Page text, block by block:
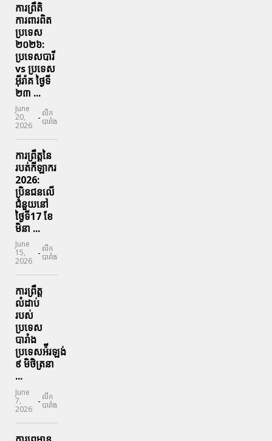
ការព្រឹតិ
ការពារ​ពិត
ប្រទេស
២០២៦:
ប្រទេសបារី
vs ប្រទេស
អ៊ីរ៉ាគ ថ្ងៃទី​
២៣ ...
June
20,
2026
- លីក
បារាំង
ការព្រឹត្តនៃ
របត់កីឡាករ
2026:
ប្រិនជនលើ
ជំនួយនៅ
ថ្ងៃទី17 ខែ
មិនា ...
June
15,
2026
- លីក
បារាំង
ការព្រឹត្ត
លំដាប់
របស់
ប្រទេស
បារាំង
ប្រទេសអ៉ីរឡង់
៩ មិថិត្រនា
...
June
7,
2026
- លីក
បារាំង